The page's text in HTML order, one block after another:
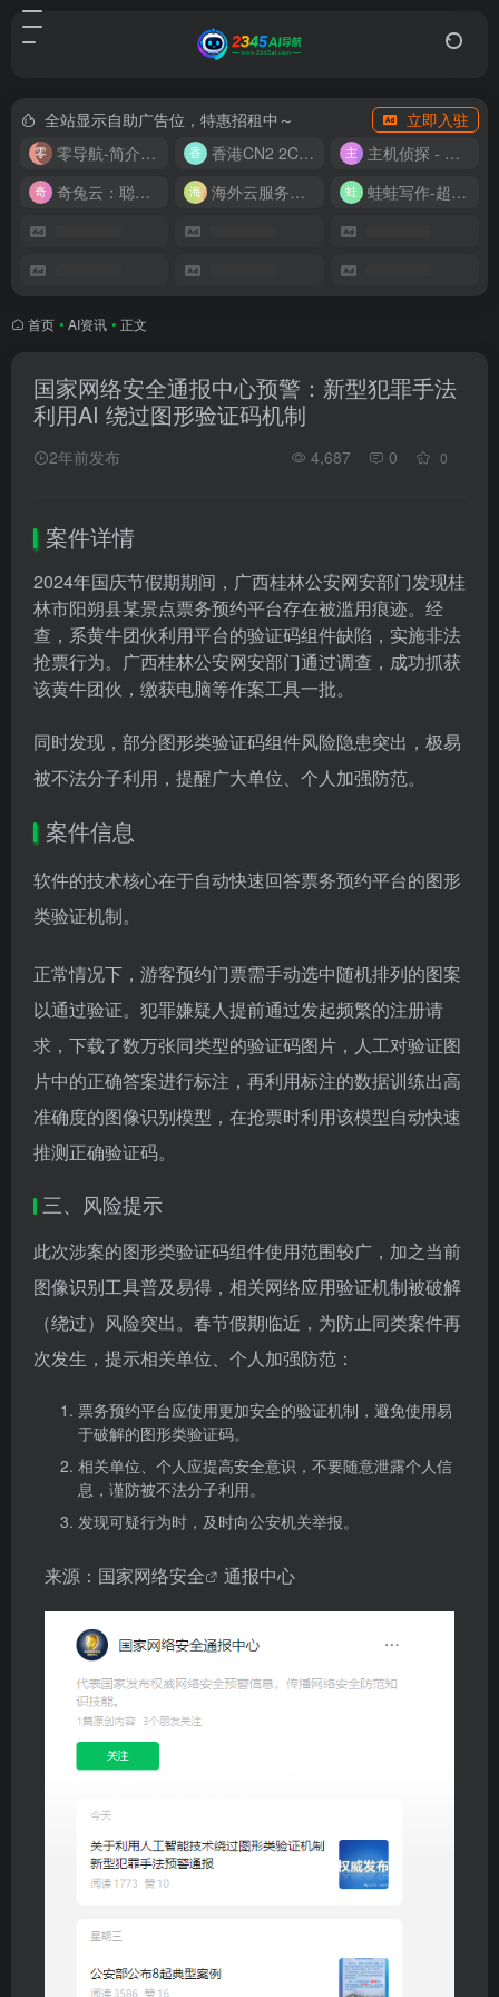
全站显示自助广告位，特惠招租中～
立即入驻
零导航-简介实用的网址导航
香港CN2 2C2G20M 9.9/月
主机侦探 - 少花钱，用好云
奇兔云：聪明人的“省”钱计划！
海外云服务器全网最低价 蛙蛙写作-超级AI智能写作助手
首页 • AI资讯 • 正文
国家网络安全通报中心预警：新型犯罪手法
利用AI 绕过图形验证码机制
2年前发布 4,687 0 0
案件详情
2024年国庆节假期期间，广西桂林公安网安部门发现桂
林市阳朔县某景点票务预约平台存在被滥用痕迹。经
查，系黄牛团伙利用平台的验证码组件缺陷，实施非法
抢票行为。广西桂林公安网安部门通过调查，成功抓获
该黄牛团伙，缴获电脑等作案工具一批。
同时发现，部分图形类验证码组件风险隐患突出，极易
被不法分子利用，提醒广大单位、个人加强防范。
案件信息
软件的技术核心在于自动快速回答票务预约平台的图形
类验证机制。
正常情况下，游客预约门票需手动选中随机排列的图案
以通过验证。犯罪嫌疑人提前通过发起频繁的注册请
求，下载了数万张同类型的验证码图片，人工对验证图
片中的正确答案进行标注，再利用标注的数据训练出高
准确度的图像识别模型，在抢票时利用该模型自动快速
推测正确验证码。
三、风险提示
此次涉案的图形类验证码组件使用范围较广，加之当前
图像识别工具普及易得，相关网络应用验证机制被破解
（绕过）风险突出。春节假期临近，为防止同类案件再
次发生，提示相关单位、个人加强防范：
票务预约平台应使用更加安全的验证机制，避免使用易
于破解的图形类验证码。
相关单位、个人应提高安全意识，不要随意泄露个人信
息，谨防被不法分子利用。
发现可疑行为时，及时向公安机关举报。
来源：国家网络安全 通报中心